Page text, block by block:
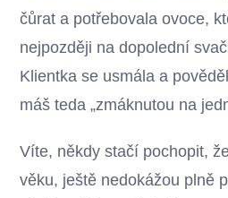
čůrat a potřebovala ovoce,
nejpozději na dopolední
Klientka se usmála a
máš teda „zmáknutou na
Víte, někdy stačí pochopit,
věku, ještě nedokážou plně